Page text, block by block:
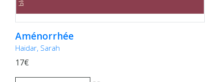
Aménorrhée
Haidar, Sarah
17€